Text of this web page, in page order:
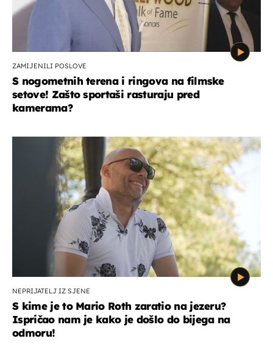
ZAMIJENILI POSLOVE
S nogometnih terena i ringova na filmske
setove! Zašto sportaši rasturaju pred
kamerama?
NEPRIJATELJ IZ SJENE
S kime je to Mario Roth zaratio na jezeru?
Ispričao nam je kako je došlo do bijega na
odmoru!